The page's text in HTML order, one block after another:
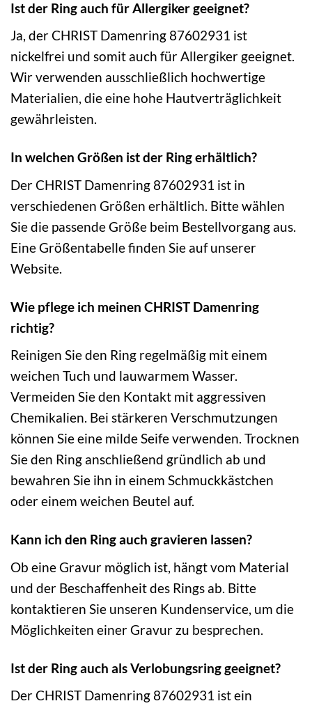
Ist der Ring auch für Allergiker geeignet?
Ja, der CHRIST Damenring 87602931 ist
nickelfrei und somit auch für Allergiker geeignet.
Wir verwenden ausschließlich hochwertige
Materialien, die eine hohe Hautverträglichkeit
gewährleisten.
In welchen Größen ist der Ring erhältlich?
Der CHRIST Damenring 87602931 ist in
verschiedenen Größen erhältlich. Bitte wählen
Sie die passende Größe beim Bestellvorgang aus.
Eine Größentabelle finden Sie auf unserer
Website.
Wie pflege ich meinen CHRIST Damenring
richtig?
Reinigen Sie den Ring regelmäßig mit einem
weichen Tuch und lauwarmem Wasser.
Vermeiden Sie den Kontakt mit aggressiven
Chemikalien. Bei stärkeren Verschmutzungen
können Sie eine milde Seife verwenden. Trocknen
Sie den Ring anschließend gründlich ab und
bewahren Sie ihn in einem Schmuckkästchen
oder einem weichen Beutel auf.
Kann ich den Ring auch gravieren lassen?
Ob eine Gravur möglich ist, hängt vom Material
und der Beschaffenheit des Rings ab. Bitte
kontaktieren Sie unseren Kundenservice, um die
Möglichkeiten einer Gravur zu besprechen.
Ist der Ring auch als Verlobungsring geeignet?
Der CHRIST Damenring 87602931 ist ein